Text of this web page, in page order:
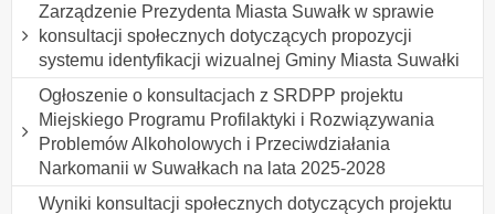
Zarządzenie Prezydenta Miasta Suwałk w sprawie
konsultacji społecznych dotyczących propozycji
systemu identyfikacji wizualnej Gminy Miasta Suwałki
Ogłoszenie o konsultacjach z SRDPP projektu
Miejskiego Programu Profilaktyki i Rozwiązywania
Problemów Alkoholowych i Przeciwdziałania
Narkomanii w Suwałkach na lata 2025-2028
Wyniki konsultacji społecznych dotyczących projektu